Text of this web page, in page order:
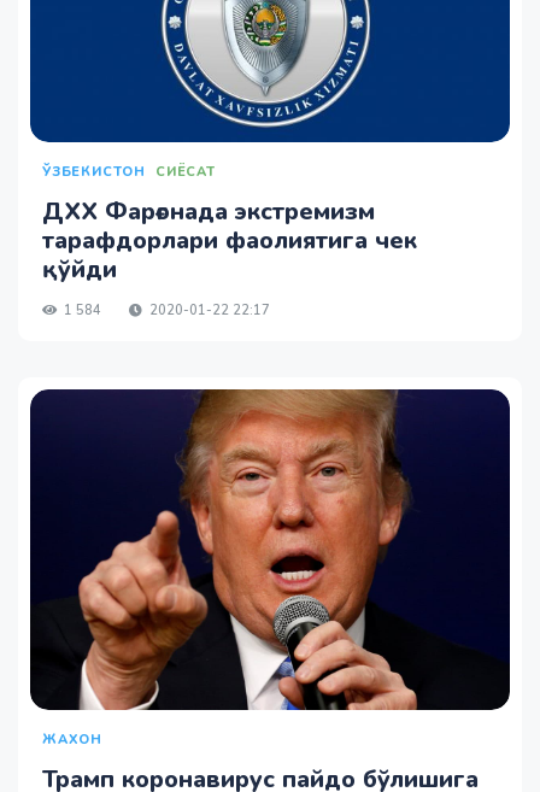
ЎЗБЕКИСТОН СИЁСАТ
ДХХ Фарғонада экстремизм
тарафдорлари фаолиятига чек
қўйди
1 584 2020-01-22 22:17
ЖАХОН
Трамп коронавирус пайдо бўлишига